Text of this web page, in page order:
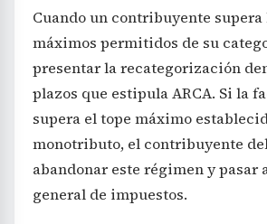
Cuando un contribuyente supera
máximos permitidos de su
presentar la recategorización
plazos que estipula ARCA. Si la
supera el tope máximo
monotributo, el contribuyente
abandonar este régimen y pasar
general de impuestos.